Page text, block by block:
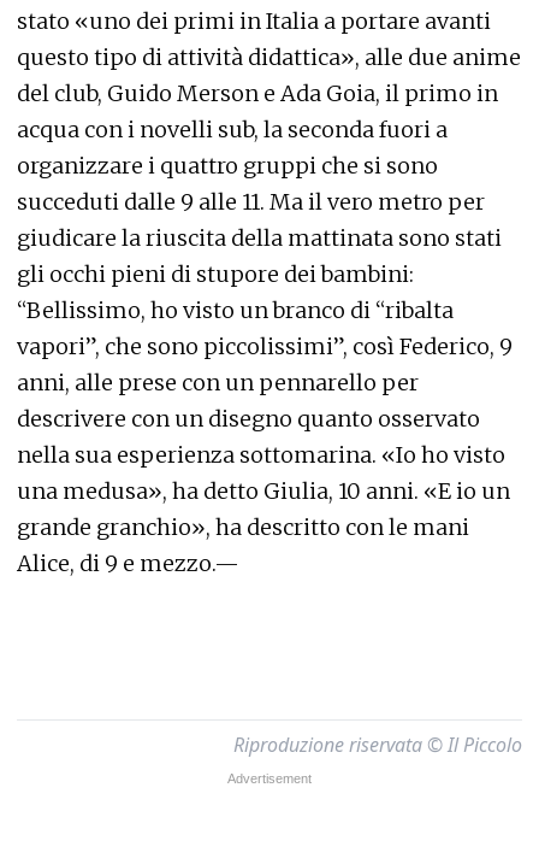
stato «uno dei primi in Italia a portare avanti
questo tipo di attività didattica», alle due anime
del club, Guido Merson e Ada Goia, il primo in
acqua con i novelli sub, la seconda fuori a
organizzare i quattro gruppi che si sono
succeduti dalle 9 alle 11. Ma il vero metro per
giudicare la riuscita della mattinata sono stati
gli occhi pieni di stupore dei bambini:
“Bellissimo, ho visto un branco di “ribalta
vapori”, che sono piccolissimi”, così Federico, 9
anni, alle prese con un pennarello per
descrivere con un disegno quanto osservato
nella sua esperienza sottomarina. «Io ho visto
una medusa», ha detto Giulia, 10 anni. «E io un
grande granchio», ha descritto con le mani
Alice, di 9 e mezzo.—
Riproduzione riservata © Il Piccolo